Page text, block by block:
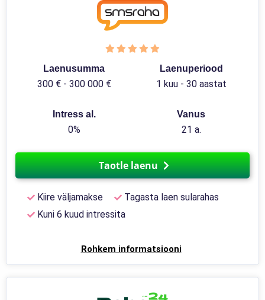
Laenusumma
300 € - 300 000 €
Laenuperiood
1 kuu - 30 aastat
Intress al.
0%
Vanus
21 a.
Taotle laenu
Kiire väljamakse
Tagasta laen sularahas
Kuni 6 kuud intressita
Rohkem informatsiooni